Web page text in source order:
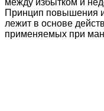
Принцип повышения
лежит в основе
применяемых при